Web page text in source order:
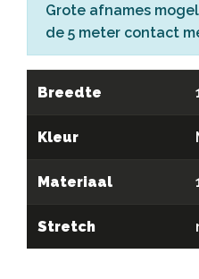
Grote afnames
de 5 meter contact
Breedte
Kleur
Materiaal
Stretch